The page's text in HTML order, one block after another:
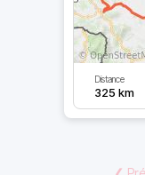
Distance
325 km